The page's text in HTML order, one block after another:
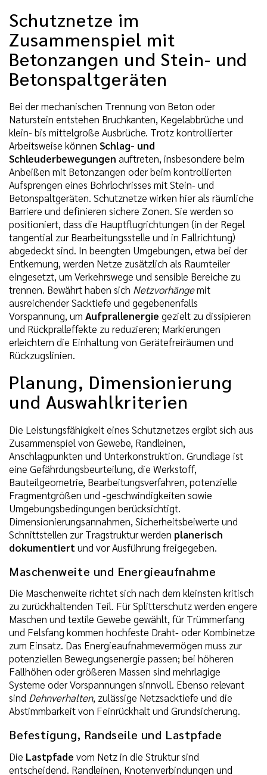
Schutznetze im
Zusammenspiel mit
Betonzangen und Stein- und
Betonspaltgeräten
Bei der mechanischen Trennung von Beton oder
Naturstein entstehen Bruchkanten, Kegelabbrüche und
klein- bis mittelgroße Ausbrüche. Trotz kontrollierter
Arbeitsweise können Schlag- und
Schleuderbewegungen auftreten, insbesondere beim
Anbeißen mit Betonzangen oder beim kontrollierten
Aufsprengen eines Bohrlochrisses mit Stein- und
Betonspaltgeräten. Schutznetze wirken hier als räumliche
Barriere und definieren sichere Zonen. Sie werden so
positioniert, dass die Hauptflugrichtungen (in der Regel
tangential zur Bearbeitungsstelle und in Fallrichtung)
abgedeckt sind. In beengten Umgebungen, etwa bei der
Entkernung, werden Netze zusätzlich als Raumteiler
eingesetzt, um Verkehrswege und sensible Bereiche zu
trennen. Bewährt haben sich Netzvorhängemit
ausreichender Sacktiefe und gegebenenfalls
Vorspannung, um Aufprallenergie gezielt zu dissipieren
und Rückpralleffekte zu reduzieren; Markierungen
erleichtern die Einhaltung von Gerätefreiräumen und
Rückzugslinien.
Planung, Dimensionierung
und Auswahlkriterien
Die Leistungsfähigkeit eines Schutznetzes ergibt sich aus
Zusammenspiel von Gewebe, Randleinen,
Anschlagpunkten und Unterkonstruktion. Grundlage ist
eine Gefährdungsbeurteilung, die Werkstoff,
Bauteilgeometrie, Bearbeitungsverfahren, potenzielle
Fragmentgrößen und -geschwindigkeiten sowie
Umgebungsbedingungen berücksichtigt.
Dimensionierungsannahmen, Sicherheitsbeiwerte und
Schnittstellen zur Tragstruktur werden planerisch
dokumentiertund vor Ausführung freigegeben.
Maschenweite und Energieaufnahme
Die Maschenweite richtet sich nach dem kleinsten kritisch
zu zurückhaltenden Teil. Für Splitterschutz werden engere
Maschen und textile Gewebe gewählt, für Trümmerfang
und Felsfang kommen hochfeste Draht- oder Kombinetze
zum Einsatz. Das Energieaufnahmevermögen muss zur
potenziellen Bewegungsenergie passen; bei höheren
Fallhöhen oder größeren Massen sind mehrlagige
Systeme oder Vorspannungen sinnvoll. Ebenso relevant
sind Dehnverhalten, zulässige Netzsacktiefe und die
Abstimmbarkeit von Feinrückhalt und Grundsicherung.
Befestigung, Randseile und Lastpfade
Die Lastpfade vom Netz in die Struktur sind
entscheidend. Randleinen, Knotenverbindungen und